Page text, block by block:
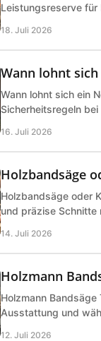
Leistungsreserve für
18. Juli 2026
Wann lohnt
Wann lohnt sich ein
Sicherheitsregeln
16. Juli 2026
Holzbandsäge
Holzbandsäge oder
und präzise Schnitte
14. Juli 2026
Holzmann
Holzmann
Ausstattung und
12. Juli 2026